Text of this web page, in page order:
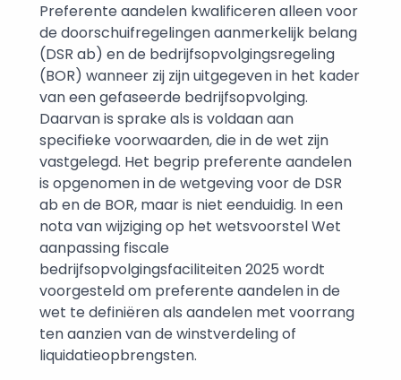
Preferente aandelen kwalificeren alleen voor
de doorschuifregelingen aanmerkelijk belang
(DSR ab) en de bedrijfsopvolgingsregeling
(BOR) wanneer zij zijn uitgegeven in het kader
van een gefaseerde bedrijfsopvolging.
Daarvan is sprake als is voldaan aan
specifieke voorwaarden, die in de wet zijn
vastgelegd. Het begrip preferente aandelen
is opgenomen in de wetgeving voor de DSR
ab en de BOR, maar is niet eenduidig. In een
nota van wijziging op het wetsvoorstel Wet
aanpassing fiscale
bedrijfsopvolgingsfaciliteiten 2025 wordt
voorgesteld om preferente aandelen in de
wet te definiëren als aandelen met voorrang
ten aanzien van de winstverdeling of
liquidatieopbrengsten.